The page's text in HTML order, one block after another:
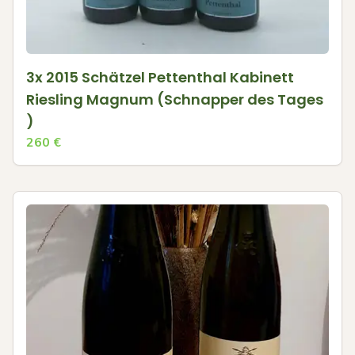
3x 2015 Schätzel Pettenthal Kabinett
Riesling Magnum (Schnapper des Tages
)
260 €